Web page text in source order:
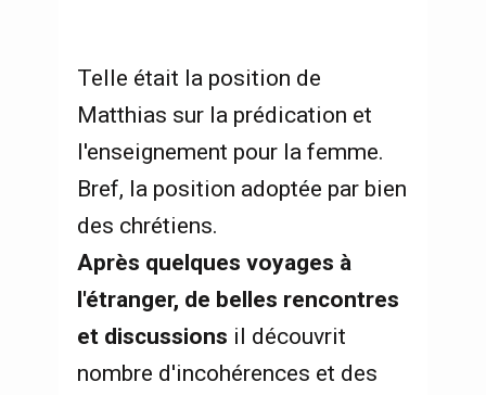
Telle était la position de
Matthias sur la prédication et
l'enseignement pour la femme.
Bref, la position adoptée par bien
des chrétiens.
Après quelques voyages à
l'étranger, de belles rencontres
et discussions il découvrit
nombre d'incohérences et des